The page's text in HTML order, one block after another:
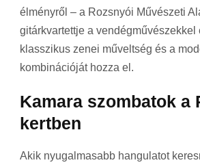
élményről – a Rozsnyói Művészeti
gitárkvartettje a vendégművészekkel
klasszikus zenei műveltség és a
kombinációját hozza el.
Kamara szombatok a
kertben
Akik nyugalmasabb hangulatot